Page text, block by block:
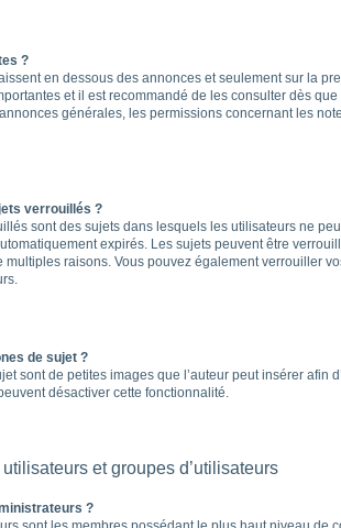
?
en dessous des annonces et seulement sur la
et il est recommandé de les consulter dès
générales, les permissions concernant les
verrouillés ?
sont des sujets dans lesquels les utilisateurs ne
expirés. Les sujets peuvent être
multiples raisons. Vous pouvez également verrouiller
de sujet ?
sont de petites images que l’auteur peut insérer afin
désactiver cette fonctionnalité.
et groupes d’utilisateurs
?